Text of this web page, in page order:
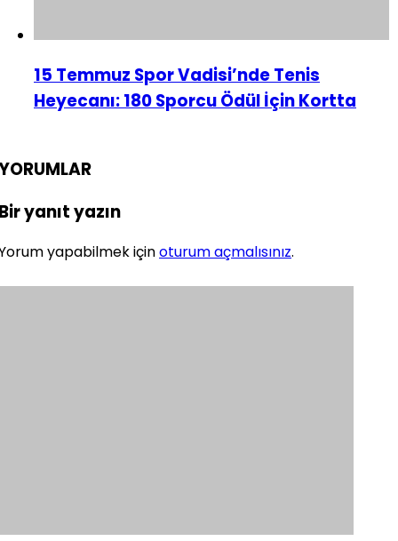
15 Temmuz Spor Vadisi’nde Tenis
Heyecanı: 180 Sporcu Ödül İçin Kortta
yanıt yazın
yapabilmek içinoturum açmalısınız.